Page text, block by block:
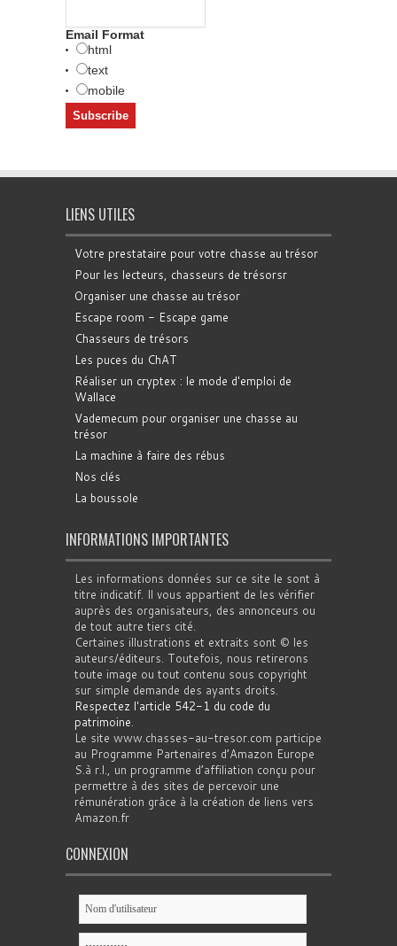
Email Format
html
text
mobile
LIENS UTILES
Votre prestataire pour votre chasse au trésor
Pour les lecteurs, chasseurs de trésorsr
Organiser une chasse au trésor
Escape room - Escape game
Chasseurs de trésors
Les puces du ChAT
Réaliser un cryptex : le mode d'emploi de
Wallace
Vademecum pour organiser une chasse au
trésor
La machine à faire des rébus
Nos clés
La boussole
INFORMATIONS IMPORTANTES
Les informations données sur ce site le sont à
titre indicatif. Il vous appartient de les vérifier
auprès des organisateurs, des annonceurs ou
de tout autre tiers cité.
Certaines illustrations et extraits sont © les
auteurs/éditeurs. Toutefois, nous retirerons
toute image ou tout contenu sous copyright
sur simple demande des ayants droits.
Respectez l'article 542-1 du code du
patrimoine
Le site www.chasses-au-tresor.com participe
au Programme Partenaires d’Amazon Europe
S.à r.l., un programme d’affiliation conçu pour
permettre à des sites de percevoir une
rémunération grâce à la création de liens vers
Amazon.fr
CONNEXION